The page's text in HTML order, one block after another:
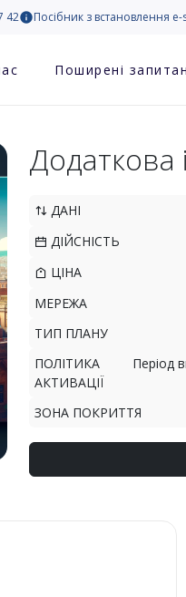
42 Посібник з встановлення e-
Поширені
Додаткова
ДАНІ
ДІЙСНІСТЬ
ЦІНА
МЕРЕЖА
ТИП ПЛАНУ
ПОЛІТИКА
АКТИВАЦІЇ
Період
ЗОНА ПОКРИТТЯ